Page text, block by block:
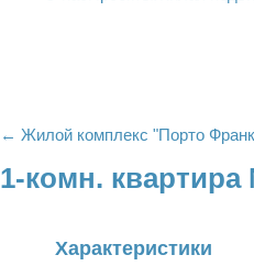
← Жилой комплекс "Порто
1-комн.
Характеристики